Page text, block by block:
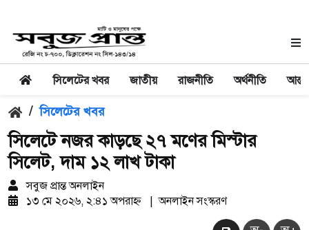
সিলেটের খবর জাতীয় রাজনীতি অর্থনীতি
/ সিলেটের খবর
সিলেটে নজর কাড়ছে ২৭ মণের মিস্টার
সিলেট, দাম ১২ লাখ টাকা
সবুজ প্রান্ত অনলাইন
১৩ মে ২০২৬, ২:৪১ অপরাহ্ন
অনলাইন সংস্করণ